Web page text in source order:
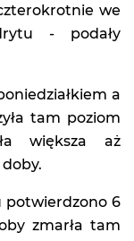
we
- podały
a
tam poziom
większa aż
potwierdzono 6
zmarła tam